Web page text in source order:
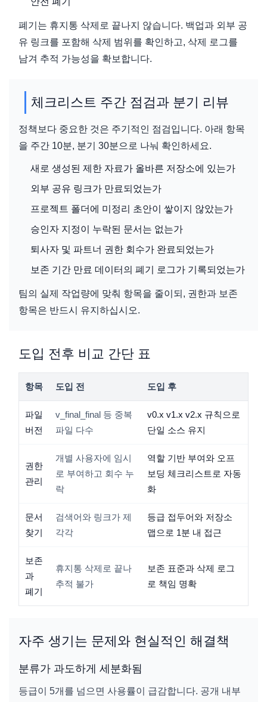
폐기는 휴지통 삭제로 끝나지 않습니다. 백업과 외부 공
유 링크를 포함해 삭제 범위를 확인하고, 삭제 로그를
남겨 추적 가능성을 확보합니다.
체크리스트 주간 점검과 분기 리뷰
정책보다 중요한 것은 주기적인 점검입니다. 아래 항목
을 주간 10분, 분기 30분으로 나눠 확인하세요.
새로 생성된 제한 자료가 올바른 저장소에 있는가
외부 공유 링크가 만료되었는가
프로젝트 폴더에 미정리 초안이 쌓이지 않았는가
승인자 지정이 누락된 문서는 없는가
퇴사자 및 파트너 권한 회수가 완료되었는가
보존 기간 만료 데이터의 폐기 로그가 기록되었는가
팀의 실제 작업량에 맞춰 항목을 줄이되, 권한과 보존
항목은 반드시 유지하십시오.
도입 전후 비교 간단 표
항목 도입 전 도입 후
파일
버전
v_final_final 등 중복
파일 다수
v0.x v1.x v2.x 규칙으로
단일 소스 유지
권한
관리
개별 사용자에 임시
로 부여하고 회수 누
락
역할 기반 부여와 오프
보딩 체크리스트로 자동
화
문서
찾기
검색어와 링크가 제
각각
등급 접두어와 저장소
맵으로 1분 내 접근
보존
과
폐기
휴지통 삭제로 끝나
추적 불가
보존 표준과 삭제 로그
로 책임 명확
자주 생기는 문제와 현실적인 해결책
분류가 과도하게 세분화됨
등급이 5개를 넘으면 사용률이 급감합니다. 공개 내부